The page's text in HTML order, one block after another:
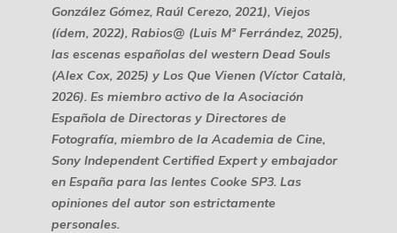
González Gómez, Raúl Cerezo, 2021), Viejos
(ídem, 2022), Rabios@ (Luis Mª Ferrández, 2025),
las escenas españolas del western Dead Souls
(Alex Cox, 2025) y Los Que Vienen (Víctor Català,
2026). Es miembro activo de la Asociación
Española de Directoras y Directores de
Fotografía, miembro de la Academia de Cine,
Sony Independent Certified Expert y embajador
en España para las lentes Cooke SP3. Las
opiniones del autor son estrictamente
personales.